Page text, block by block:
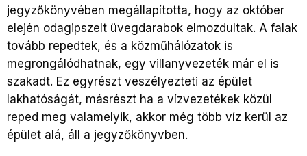
jegyzőkönyvében megállapította, hogy az október
elején odagipszelt üvegdarabok elmozdultak. A falak
tovább repedtek, és a közműhálózatok is
megrongálódhatnak, egy villanyvezeték már el is
szakadt. Ez egyrészt veszélyezteti az épület
lakhatóságát, másrészt ha a vízvezetékek közül
reped meg valamelyik, akkor még több víz kerül az
épület alá, áll a jegyzőkönyvben.